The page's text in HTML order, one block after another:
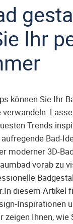
Ihr
können Sie Ihr
Trends
Bad-
moderner 3D-
vorab zu
diesem Artikel
Inspirationen
zeigen Ihnen, wie